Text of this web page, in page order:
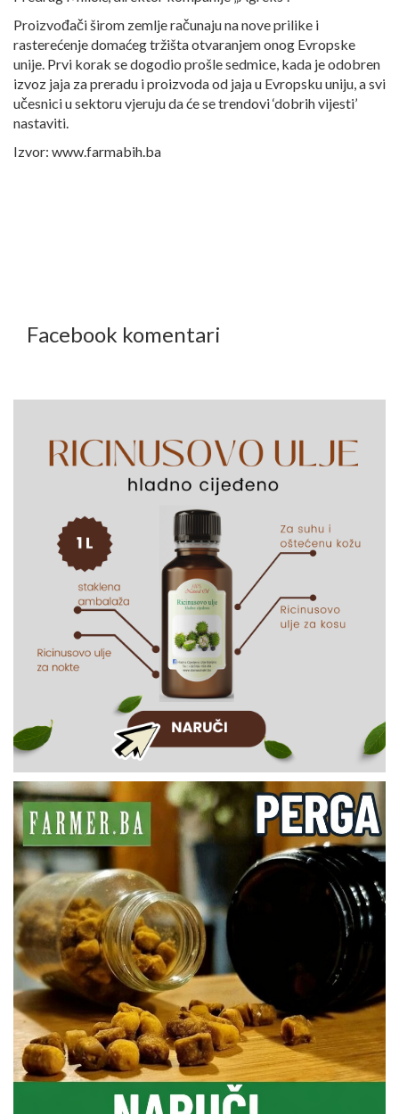
Proizvođači širom zemlje računaju na nove prilike i
rasterećenje domaćeg tržišta otvaranjem onog Evropske
unije. Prvi korak se dogodio prošle sedmice, kada je odobren
izvoz jaja za preradu i proizvoda od jaja u Evropsku uniju, a svi
učesnici u sektoru vjeruju da će se trendovi ‘dobrih vijesti’
nastaviti.
Izvor: www.farmabih.ba
Facebook komentari